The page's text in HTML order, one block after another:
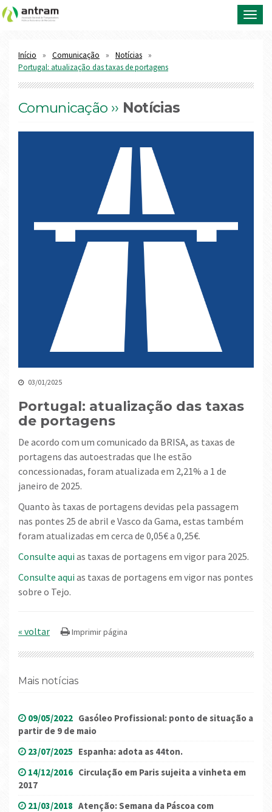
Início Comunicação
Notícias
Portugal: atualização das taxas de portagens
Comunicação ›› Notícias
03/01/2025
Portugal: atualização das taxas
de portagens
De acordo com um comunicado da BRISA, as taxas de
portagens das autoestradas que lhe estão
concessionadas, foram atualizada em 2,21% a 1 de
janeiro de 2025.
Quanto às taxas de portagens devidas pela passagem
nas pontes 25 de abril e Vasco da Gama, estas também
foram atualizadas em cerca de 0,05€ a 0,25€.
Consulte aqui as taxas de portagens em vigor para 2025.
Consulte aqui as taxas de portagens em vigor nas pontes
sobre o Tejo.
« voltar
Mais notícias
09/05/2022 Gasóleo Profissional: ponto de situação a
partir de 9 de maio
23/07/2025 Espanha: adota as 44ton.
14/12/2016 Circulação em Paris sujeita a vinheta em
2017
21/03/2018 Atenção: Semana da Páscoa com